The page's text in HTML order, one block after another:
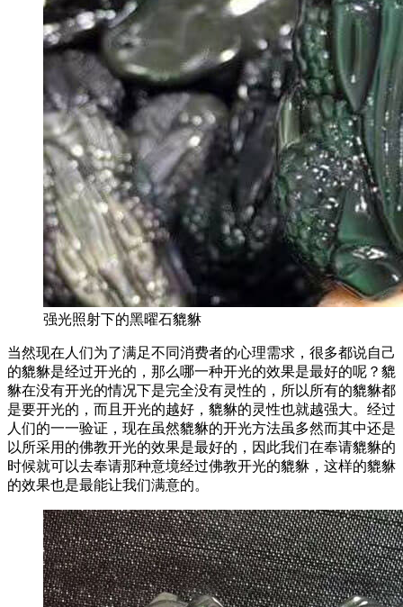
强光照射下的黑曜石貔貅
当然现在人们为了满足不同消费者的心理需求，很多都说自己
的貔貅是经过开光的，那么哪一种开光的效果是最好的呢？貔
貅在没有开光的情况下是完全没有灵性的，所以所有的貔貅都
是要开光的，而且开光的越好，貔貅的灵性也就越强大。经过
人们的一一验证，现在虽然貔貅的开光方法虽多然而其中还是
以所采用的佛教开光的效果是最好的，因此我们在奉请貔貅的
时候就可以去奉请那种意境经过佛教开光的貔貅，这样的貔貅
的效果也是最能让我们满意的。